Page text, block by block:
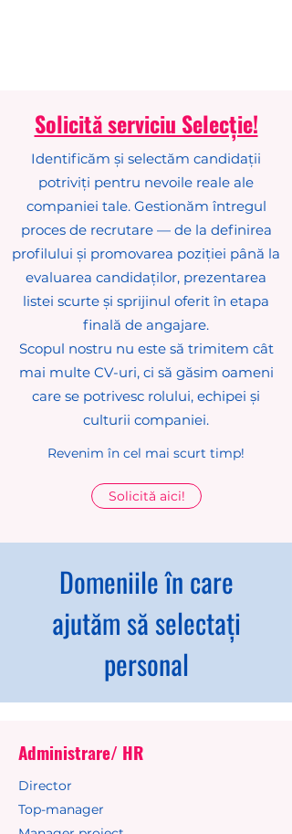
Solicită serviciu Selecție!
Identificăm și selectăm candidații
potriviți pentru nevoile reale ale
companiei tale. Gestionăm întregul
proces de recrutare — de la definirea
profilului și promovarea poziției până la
evaluarea candidaților, prezentarea
listei scurte și sprijinul oferit în etapa
finală de angajare.
Scopul nostru nu este să trimitem cât
mai multe CV-uri, ci să găsim oameni
care se potrivesc rolului, echipei și
culturii companiei.
Revenim în cel mai scurt timp!
Solicită aici!
Domeniile în care
ajutăm să selectați
personal
Administrare/ HR
Director
Top-manager